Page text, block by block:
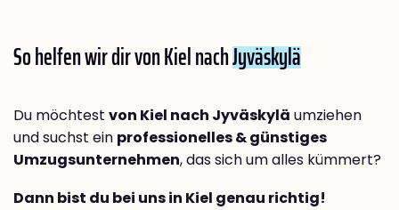
So helfen wir dir von Kiel nachJyväskylä
Du möchtest von Kiel nach Jyväskylä umziehen
und suchst ein professionelles & günstiges
Umzugsunternehmen, das sich um alles kümmert?
Dann bist du bei uns in Kiel genau richtig!